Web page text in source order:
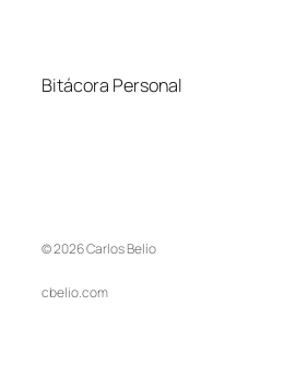
Bitácora Personal
© 2026 Carlos Belío
cbelio.com